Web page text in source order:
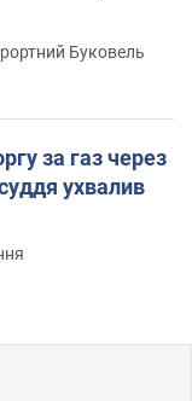
Буковель
за газ через
ухвалив